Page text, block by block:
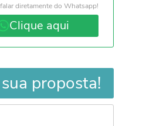
diretamente do Whatsapp!
Clique aqui
proposta!